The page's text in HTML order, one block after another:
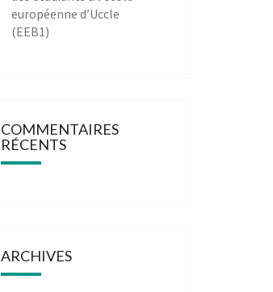
européenne d’Uccle
(EEB1)
COMMENTAIRES
RÉCENTS
ARCHIVES